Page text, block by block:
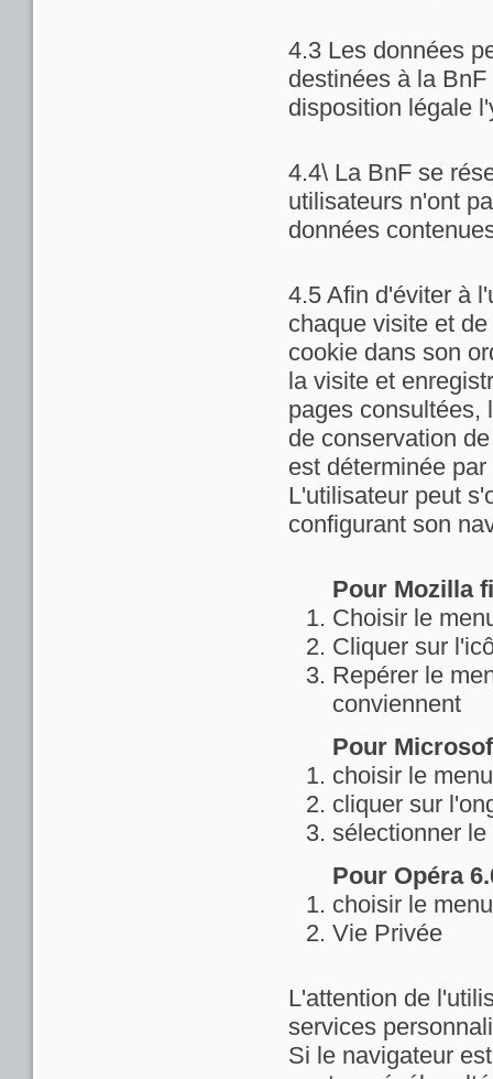
4.3 Les données
destinées à la
disposition légale
4.4\ La BnF se
utilisateurs n'ont
données
4.5 Afin d'éviter à
chaque visite et
cookie dans son
la visite et
pages consultées,
de conservation
est déterminée
L'utilisateur peut
configurant son
Pour Mozilla
Choisir le
Cliquer sur
Repérer le
conviennent
Pour
choisir le
cliquer sur
sélectionner
Pour Opéra
choisir le
Vie Privée
L'attention de
services
Si le navigateur